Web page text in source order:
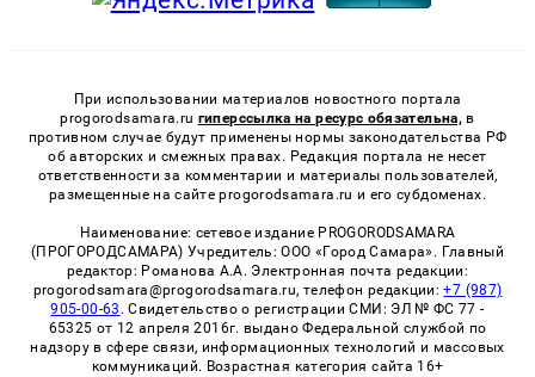
При использовании материалов новостного портала
progorodsamara.ru гиперссылка на ресурс обязательна, в
противном случае будут применены нормы законодательства РФ
об авторских и смежных правах. Редакция портала не несет
ответственности за комментарии и материалы пользователей,
размещенные на сайте progorodsamara.ru и его субдоменах.
Наименование: сетевое издание PROGORODSAMARA
(ПРОГОРОДСАМАРА) Учредитель: ООО «Город Самара». Главный
редактор: Романова А.А. Электронная почта редакции:
progorodsamara@progorodsamara.ru, телефон редакции:+7 (987)
905-00-63 . Свидетельство о регистрации СМИ: ЭЛ № ФС 77 -
65325 от 12 апреля 2016г. выдано Федеральной службой по
надзору в сфере связи, информационных технологий и массовых
коммуникаций. Возрастная категория сайта 16+